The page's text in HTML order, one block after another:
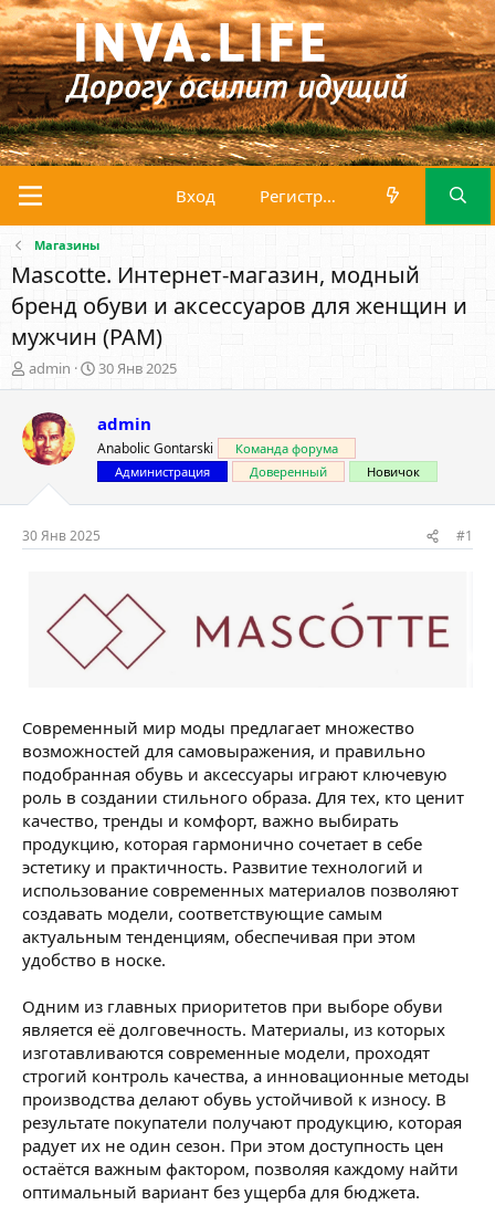
Вход Регистрация
Магазины
Mascotte. Интернет-магазин, модный
бренд обуви и аксессуаров для женщин и
мужчин (PAM)
А
в
о
р
т
м
ы
admin
Д
а
а
н
а
ч
а
л
а
30 Янв 2025
admin
Anabolic Gontarski
Команда форума
Администрация
Доверенный Новичок
30 Янв 2025 #1
Современный мир моды предлагает множество
возможностей для самовыражения, и правильно
подобранная обувь и аксессуары играют ключевую
роль в создании стильного образа. Для тех, кто ценит
качество, тренды и комфорт, важно выбирать
продукцию, которая гармонично сочетает в себе
эстетику и практичность. Развитие технологий и
использование современных материалов позволяют
создавать модели, соответствующие самым
актуальным тенденциям, обеспечивая при этом
удобство в носке.
Одним из главных приоритетов при выборе обуви
является её долговечность. Материалы, из которых
изготавливаются современные модели, проходят
строгий контроль качества, а инновационные методы
производства делают обувь устойчивой к износу. В
результате покупатели получают продукцию, которая
радует их не один сезон. При этом доступность цен
остаётся важным фактором, позволяя каждому найти
оптимальный вариант без ущерба для бюджета.